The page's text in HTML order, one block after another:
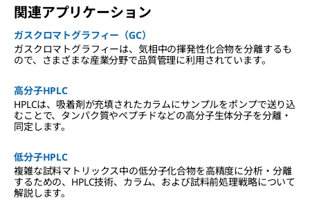
関連アプリケーション
ガスクロマトグラフィー（GC）
ガスクロマトグラフィーは、気相中の揮発性化合物を分離するも
ので、さまざまな産業分野で品質管理に利用されています。
高分子HPLC
HPLCは、吸着剤が充填されたカラムにサンプルをポンプで送り込
むことで、タンパク質やペプチドなどの高分子生体分子を分離・
同定します。
低分子HPLC
複雑な試料マトリックス中の低分子化合物を高精度に分析・分離
するための、HPLC技術、カラム、および試料前処理戦略について
解説します。